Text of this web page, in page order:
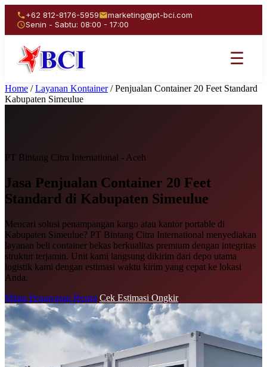
+62 812-8176-5959
marketing@pt-bci.com
Senin - Sabtu: 08:00 - 17:00
☰
Home / Layanan Kontainer / Penjualan Container 20 Feet Standard
Kabupaten Simeulue
PT Bintang Citra International - Aceh
Jasa Penjualan Container 20 Feet
Standard di Kabupaten Simeulue
Mencari solusi penampangan kargo atau kantor portable di
Kabupaten Simeulue? PT Bintang Citra International menyediakan
layanan beli container bekas berkualitas premium dengan integritas
struktur terjamin. Unit kami langsung dikirim dari depo utama
logistik kami dengan estimasi waktu kirim yang cepat ke lokasi
Anda.
Minta Penawaran Resmi Cek Estimasi Ongkir